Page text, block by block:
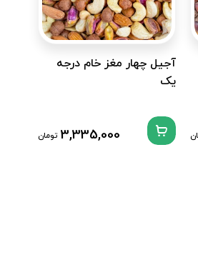
آجیل چهار مغز خام درجه
یک
3,335,000 تومان